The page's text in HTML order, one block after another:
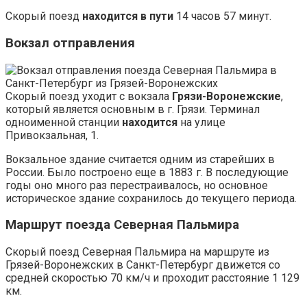
Скорый поезд находится в пути 14 часов 57 минут.
Вокзал отправления
Скорый поезд уходит с вокзала Грязи-Воронежские,
который является основным в г. Грязи. Терминал
одноименной станции находится на улице
Привокзальная, 1.
Вокзальное здание считается одним из старейших в
России. Было построено еще в 1883 г. В последующие
годы оно много раз перестраивалось, но основное
историческое здание сохранилось до текущего периода.
Маршрут поезда Северная Пальмира
Скорый поезд Северная Пальмира на маршруте из
Грязей-Воронежских в Санкт-Петербург движется со
средней скоростью 70 км/ч и проходит расстояние 1 129
км.